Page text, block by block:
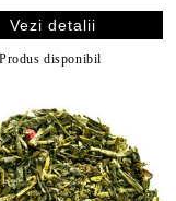
Vezi detalii
Produs disponibil